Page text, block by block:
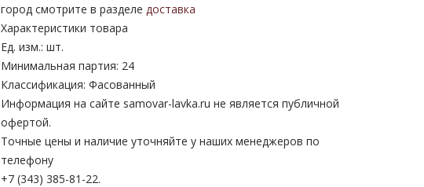
город смотрите в разделе доставка
Характеристики товара
Ед. изм.: шт.
Минимальная партия: 24
Классификация: Фасованный
Информация на сайте samovar-lavka.ru не является публичной
офертой.
Точные цены и наличие уточняйте у наших менеджеров по
телефону
+7 (343) 385-81-22.